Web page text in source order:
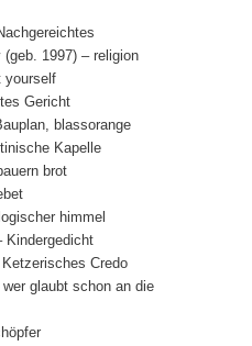
1997) – religion
yourself
Gericht
blassorange
Kapelle
brot
himmel
Kindergedicht
Credo
glaubt schon an die